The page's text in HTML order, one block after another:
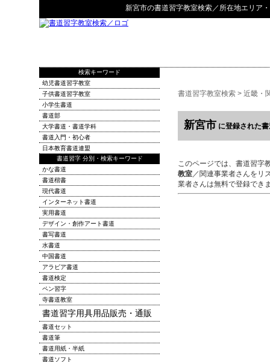
新宮市の書道習字教室検索／所在地エリア
書道習字教室検索 > 近畿・
新宮市 に登録された
このページでは、書道習字
教室／関連事業者さんをリ
業者さんは無料で登録でき
検索キーワード
幼児書道習字教室
子供書道習字教室
小学生書道
書道部
大学書道・書道学科
書道入門・初心者
日本教育書道連盟
書道習字 分別・検索キーワード
かな書道
書道楷書
現代書道
インターネット書道
実用書道
デザイン・創作アート書道
書写書道
水書道
中国書道
アラビア書道
書道検定
ペン習字
寺書道教室
書道習字用具用品販売・通販
書道セット
書道筆
書道用紙・半紙
書道ソフト